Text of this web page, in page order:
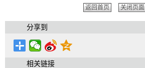
返回首页 关闭页面
分享到
相关链接